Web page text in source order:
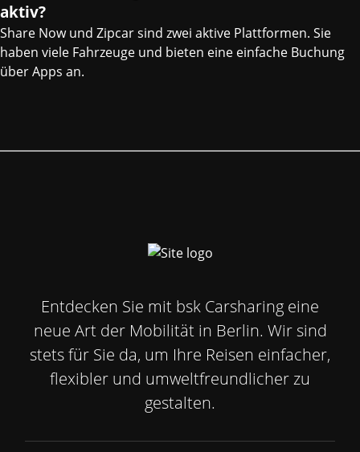
aktiv?
Share Now und Zipcar sind zwei aktive Plattformen. Sie
haben viele Fahrzeuge und bieten eine einfache Buchung
über Apps an.
Entdecken Sie mit bsk Carsharing eine
neue Art der Mobilität in Berlin. Wir sind
stets für Sie da, um Ihre Reisen einfacher,
flexibler und umweltfreundlicher zu
gestalten.